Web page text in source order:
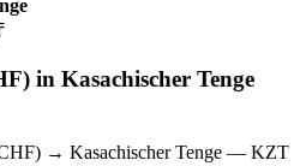
in Kasachischer Tenge
→ Kasachischer Tenge — KZT